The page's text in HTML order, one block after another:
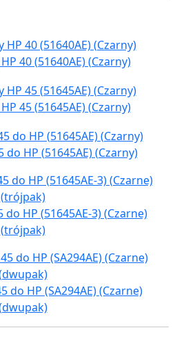
40 (51640AE) (Czarny)
45 (51645AE) (Czarny)
do HP (51645AE) (Czarny)
HP (51645AE-3) (Czarne)
(trójpak)
do HP (SA294AE) (Czarne)